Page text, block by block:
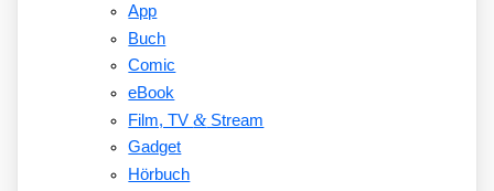
App
Buch
Comic
eBook
Film, TV&Stream
Gadget
Hörbuch